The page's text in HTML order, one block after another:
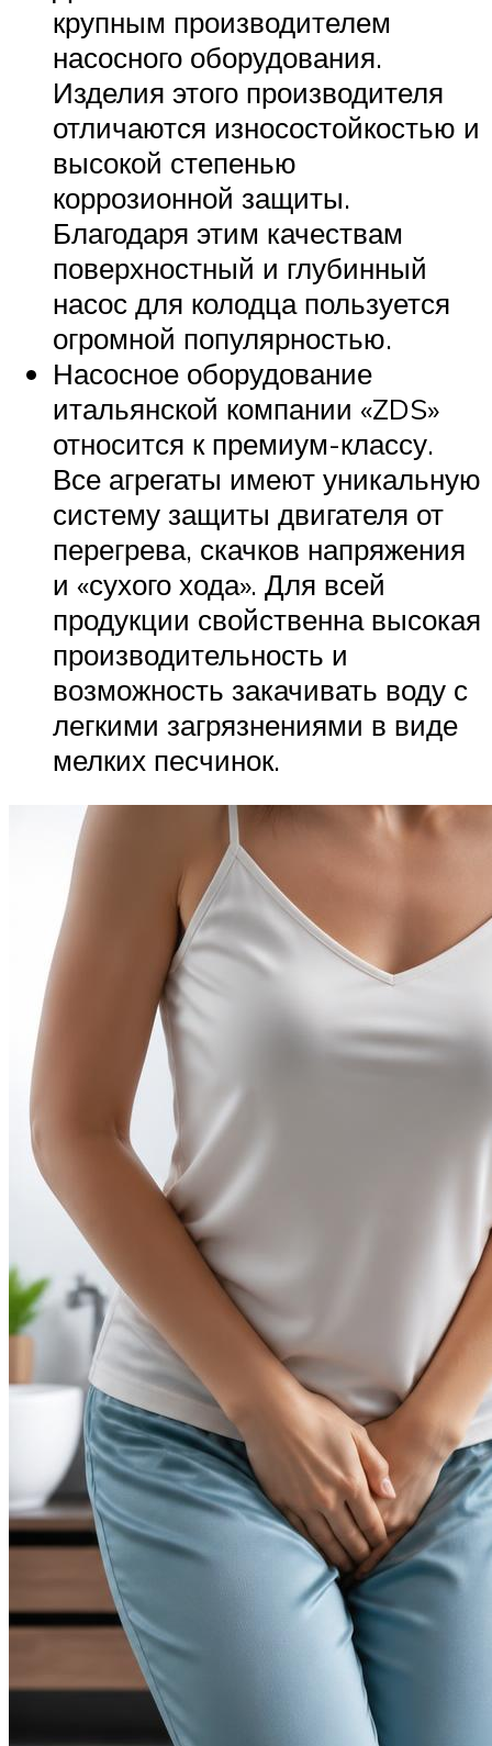
крупным производителем
насосного оборудования.
Изделия этого производителя
отличаются износостойкостью и
высокой степенью
коррозионной защиты.
Благодаря этим качествам
поверхностный и глубинный
насос для колодца пользуется
огромной популярностью.
Насосное оборудование
итальянской компании «ZDS»
относится к премиум-классу.
Все агрегаты имеют уникальную
систему защиты двигателя от
перегрева, скачков напряжения
и «сухого хода». Для всей
продукции свойственна высокая
производительность и
возможность закачивать воду с
легкими загрязнениями в виде
мелких песчинок.